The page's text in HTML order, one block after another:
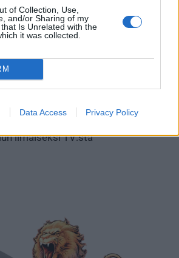
of Collection, Use,
and/or Sharing of my
Is Unrelated with the
it was collected.
Data Access Privacy Policy
julkisti ketjut Sveitsi-peliin –
Barkov tekee paluun
sekosi Suomen 2.
– sai samasta tilanteesta
ilmaiseksi TV:stä